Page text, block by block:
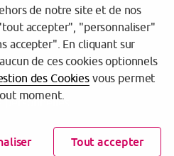
de notre site et de nos
accepter", "personnaliser"
accepter". En cliquant sur
de ces cookies optionnels
des Cookiesvous permet
moment.
Tout accepter